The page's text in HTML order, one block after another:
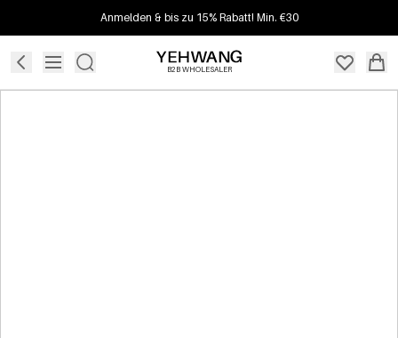
Anmelden & bis zu 15% Rabatt! Min. €30
B2B WHOLESALER